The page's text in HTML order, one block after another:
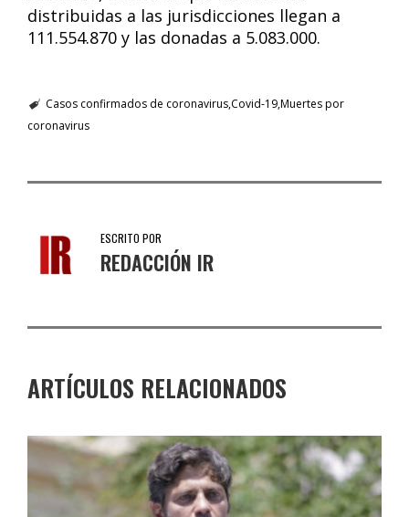
distribuidas a las jurisdicciones llegan a
111.554.870 y las donadas a 5.083.000.
Casos confirmados de coronavirusCovid-19Muertes por
coronavirus
ESCRITO POR
REDACCIÓN IR
ARTÍCULOS RELACIONADOS